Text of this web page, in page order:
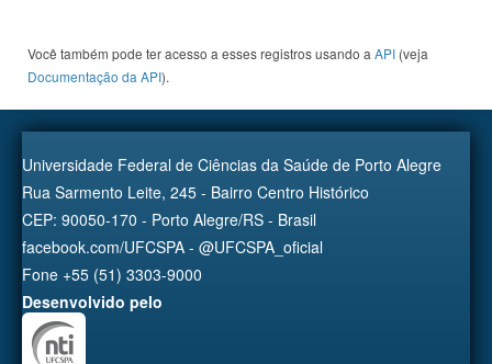
Você também pode ter acesso a esses registros usando a API (veja
Documentação da API).
Universidade Federal de Ciências da Saúde de Porto Alegre
Rua Sarmento Leite, 245 - Bairro Centro Histórico
CEP: 90050-170 - Porto Alegre/RS - Brasil
facebook.com/UFCSPA - @UFCSPA_oficial
Fone +55 (51) 3303-9000
Desenvolvido pelo